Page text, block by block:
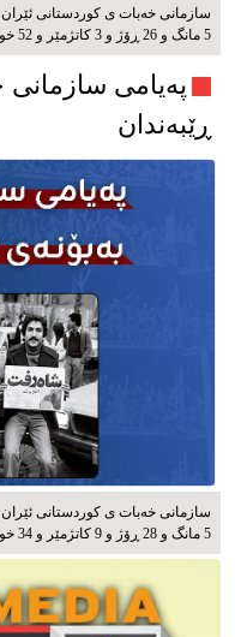
سازمانی خەبات ی كوردستانی ئێران
5 مانگ و 26 ڕۆژ و 3 کاتژمێر و 52 خوله‌ک له‌مه‌وپێش‌
ڕێبەندان
سازمانی خەبات ی كوردستانی ئێران
5 مانگ و 28 ڕۆژ و 9 کاتژمێر و 34 خوله‌ک له‌مه‌وپێش‌